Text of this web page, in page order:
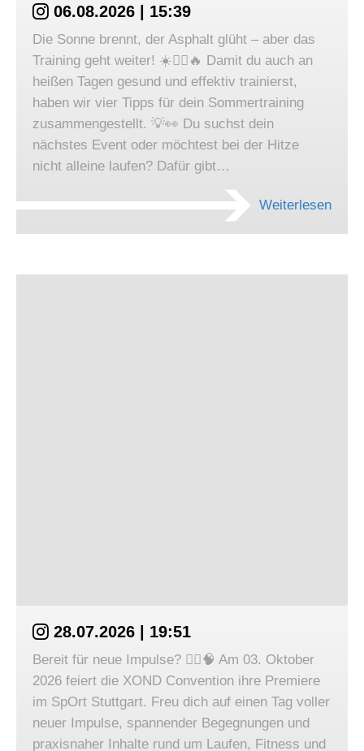
06.08.2026 | 15:39
Die Sonne brennt, der Asphalt glüht – aber das
Training geht weiter! ☀️🏃‍♀️🔥 Damit du auch an
heißen Tagen gesund und effektiv trainierst,
haben wir vier Tipps für dein Sommertraining
zusammengestellt. 💡👀 Du suchst dein
nächstes Event oder möchtest bei der Hitze
nicht alleine laufen? Dafür gibt…
Weiterlesen
28.07.2026 | 19:51
Bereit für neue Impulse? 🏃‍♀️🧠 Am 03. Oktober
2026 feiert die XOND Convention ihre Premiere
im SpOrt Stuttgart. Freu dich auf einen Tag voller
neuer Impulse, spannender Begegnungen und
praxisnaher Inhalte rund um Laufen, Fitness und